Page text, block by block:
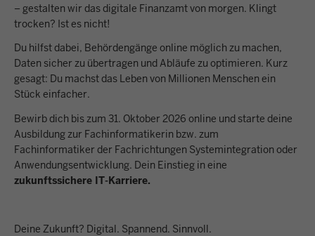
– gestalten wir das digitale Finanzamt von morgen. Klingt
trocken? Ist es nicht!
Du hilfst dabei, Behördengänge online möglich zu machen,
Daten sicher zu übertragen und Abläufe zu optimieren. Kurz
gesagt: Du machst das Leben von Millionen Menschen ein
Stück einfacher.
Bewirb dich bis zum 31. Oktober 2026 online und starte deine
Ausbildung zur Fachinformatikerin bzw. zum
Fachinformatiker der Fachrichtungen Systemintegration oder
Anwendungsentwicklung. Dein Einstieg in eine
zukunftssichere IT-Karriere.
Deine Zukunft? Digital. Spannend. Sinnvoll.